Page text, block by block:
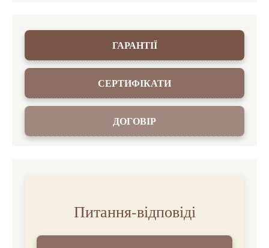
ГАРАНТІЇ
СЕРТИФІКАТИ
ДОГОВІР
Питання-відповіді